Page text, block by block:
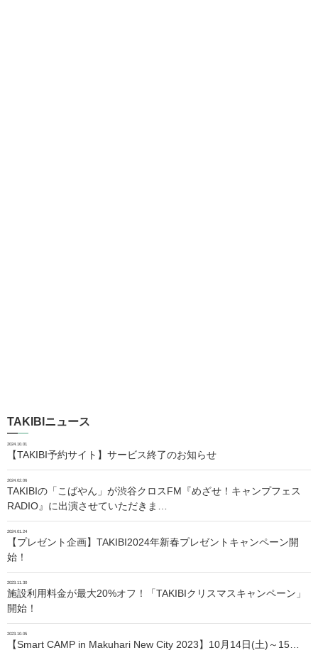
TAKIBIニュース
2024.10.01
【TAKIBI予約サイト】サービス終了のお知らせ
2024.02.06
TAKIBIの「こばやん」が渋谷クロスFM『めざせ！キャンプフェス
RADIO』に出演させていただきま…
2024.01.24
【プレゼント企画】TAKIBI2024年新春プレゼントキャンペーン開
始！
2023.11.30
施設利用料金が最大20%オフ！「TAKIBIクリスマスキャンペーン」
開始！
2023.10.05
【Smart CAMP in Makuhari New City 2023】10月14日(土)～15…